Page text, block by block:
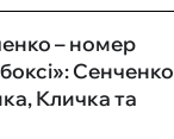
– номер
Сенченко
Кличка та